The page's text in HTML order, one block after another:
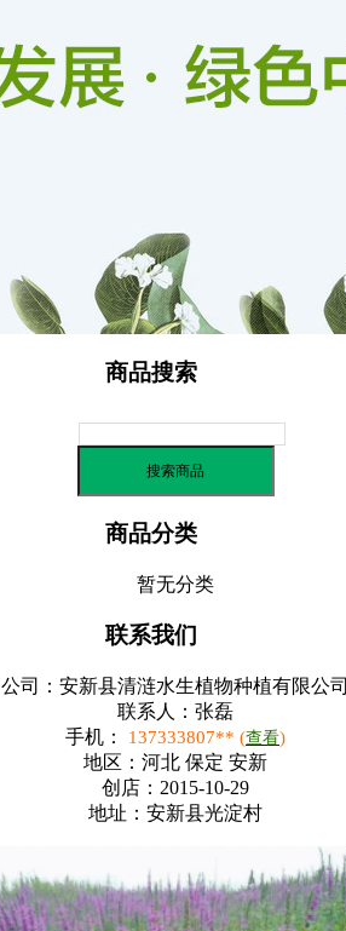
商品搜索
商品分类
暂无分类
联系我们
公司： 安新县清涟水生植物种植有限公司
联系人： 张磊
手机：
137333807** (查看)
地区： 河北 保定 安新
创店： 2015-10-29
地址： 安新县光淀村